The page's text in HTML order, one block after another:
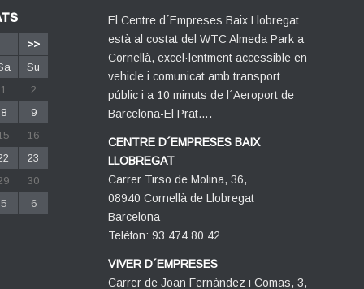
>>
Su
1
2
8
9
16
23
30
5
6
El Centre d´Empreses Baix Llobregat
està al costat del WTC Almeda Park a
Cornellà, excel·lentment accessible en
vehicle i comunicat amb transport
públic i a 10 minuts de l´Aeroport de
Barcelona-El Prat….
CENTRE D´EMPRESES BAIX
LLOBREGAT
Carrer Tirso de Molina, 36,
08940 Cornellà de Llobregat
Barcelona
Telèfon: 93 474 80 42
VIVER D´EMPRESES
Carrer de Joan Fernàndez i Comas, 3,